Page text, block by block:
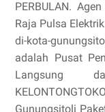
PERBULAN.
Raja Pulsa
di-kota-
adalah Pusat
Langsung
Gunungsitoli